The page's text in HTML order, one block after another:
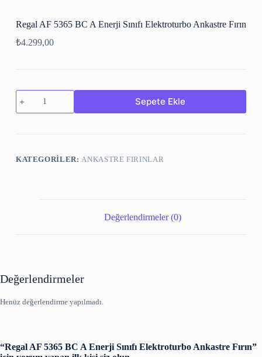
Regal AF 5365 BC A Enerji Sınıfı Elektroturbo Ankastre Fırın
₺4.299,00
Sepete Ekle
KATEGORILER: ANKASTRE FIRINLAR
Değerlendirmeler (0)
Değerlendirmeler
Henüz değerlendirme yapılmadı.
“Regal AF 5365 BC A Enerji Sınıfı Elektroturbo Ankastre Fırın”